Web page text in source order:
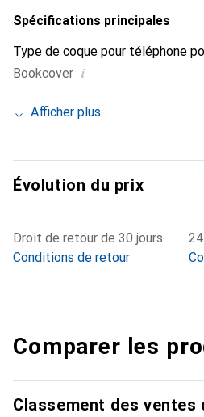
Spécifications principales
Type de coque pour téléphone
Bookcover i
Afficher plus
Évolution du prix
Droit de retour de 30 jours
Conditions de retour
Comparer les
Classement des ventes